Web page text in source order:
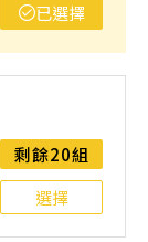
已選擇
練習、比賽
掌握游泳
剩餘20組
選擇